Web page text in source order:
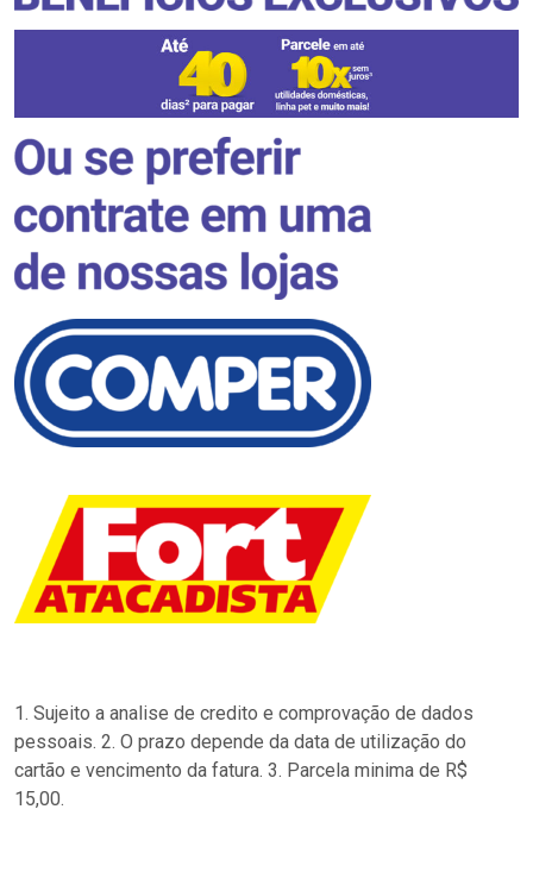
1. Sujeito a analise de credito e comprovação de dados
pessoais. 2. O prazo depende da data de utilização do
cartão e vencimento da fatura. 3. Parcela minima de R$
15,00.